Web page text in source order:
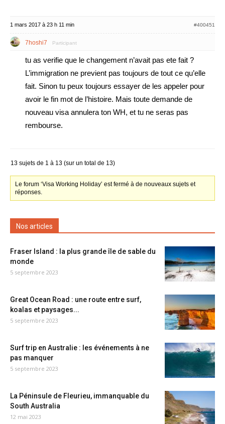
1 mars 2017 à 23 h 11 min #400451
7hoshi7 Participant
tu as verifie que le changement n’avait pas ete fait ?
L’immigration ne previent pas toujours de tout ce qu’elle
fait. Sinon tu peux toujours essayer de les appeler pour
avoir le fin mot de l’histoire. Mais toute demande de
nouveau visa annulera ton WH, et tu ne seras pas
rembourse.
13 sujets de 1 à 13 (sur un total de 13)
Le forum ‘Visa Working Holiday’ est fermé à de nouveaux sujets et
réponses.
Nos articles
Fraser Island : la plus grande île de sable du
monde
5 septembre 2023
Great Ocean Road : une route entre surf,
koalas et paysages...
5 septembre 2023
Surf trip en Australie : les événements à ne
pas manquer
5 septembre 2023
La Péninsule de Fleurieu, immanquable du
South Australia
12 mai 2023